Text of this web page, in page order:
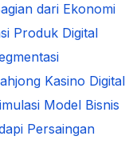
dari Ekonomi
Produk Digital
Kasino Digital
Model Bisnis
Persaingan